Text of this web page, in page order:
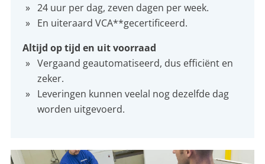
24 uur per dag, zeven dagen per week.
En uiteraard VCA**gecertificeerd.
Altijd op tijd en uit voorraad
Vergaand geautomatiseerd, dus efficiënt en
zeker.
Leveringen kunnen veelal nog dezelfde dag
worden uitgevoerd.